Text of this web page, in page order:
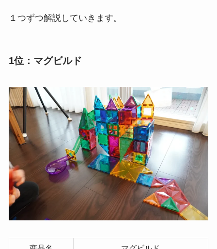
１つずつ解説していきます。
1位：マグビルド